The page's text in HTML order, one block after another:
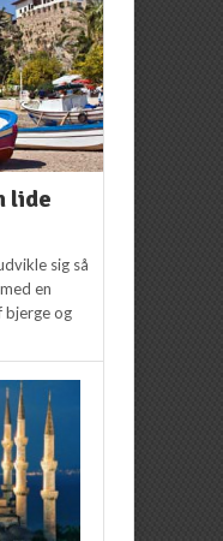
lide
sig så
en
bjerge og